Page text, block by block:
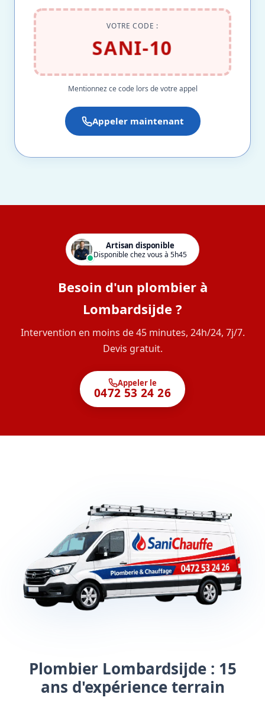
VOTRE CODE :
SANI-10
Mentionnez ce code lors de votre appel
Appeler maintenant
Artisan disponible
Disponible chez vous à 5h45
Besoin d'un plombier à
Lombardsijde ?
Intervention en moins de 45 minutes, 24h/24, 7j/7.
Devis gratuit.
Appeler le
0472 53 24 26
Plombier Lombardsijde : 15
ans d'expérience terrain